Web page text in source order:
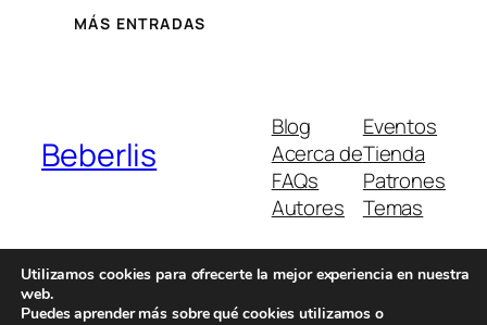
MÁS ENTRADAS
Beberlis
Blog
Acerca de
FAQs
Autores
Eventos
Tienda
Patrones
Temas
Twenty Twenty-Five Diseñado con WordPress
Utilizamos cookies para ofrecerte la mejor experiencia en nuestra
web.
Puedes aprender más sobre qué cookies utilizamos o